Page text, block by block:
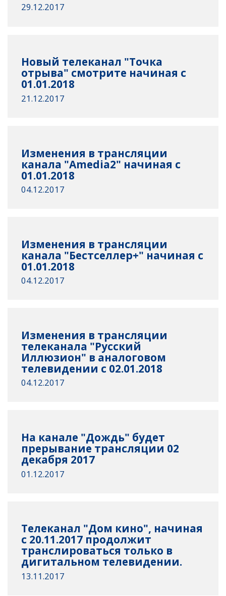
29.12.2017
Новый телеканал "Точка
отрыва" смотрите начиная с
01.01.2018
21.12.2017
Изменения в трансляции
канала "Amedia2" начиная с
01.01.2018
04.12.2017
Изменения в трансляции
канала "Бестселлер+" начиная с
01.01.2018
04.12.2017
Изменения в трансляции
телеканала "Русский
Иллюзион" в аналоговом
телевидении с 02.01.2018
04.12.2017
На канале "Дождь" будет
прерывание трансляции 02
декабря 2017
01.12.2017
Телеканал "Дом кино", начиная
с 20.11.2017 продолжит
транслироваться только в
дигитальном телевидении.
13.11.2017